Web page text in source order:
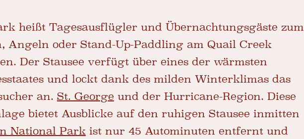
heißt Tagesausflügler und Übernachtungsgäste zum
Angeln oder Stand-Up-Paddling am Quail Creek
Der Stausee verfügt über eines der wärmsten
und lockt dank des milden Winterklimas das
an. St. George und der Hurricane-Region. Diese
bietet Ausblicke auf den ruhigen Stausee inmitten
National Parkist nur 45 Autominuten entfernt und